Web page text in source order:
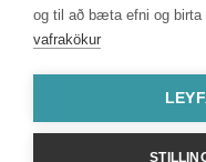
og til að bæta efni og birta
vafrakökur